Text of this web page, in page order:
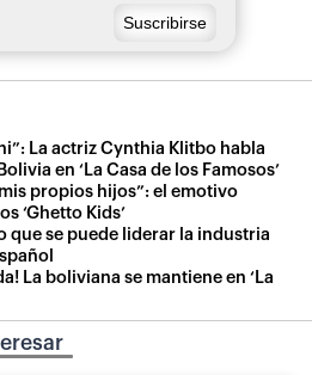
La actriz Cynthia Klitbo habla
en ‘La Casa de los Famosos’
propios hijos”: el emotivo
‘Ghetto Kids’
que se puede liderar la industria
La boliviana se mantiene en ‘La